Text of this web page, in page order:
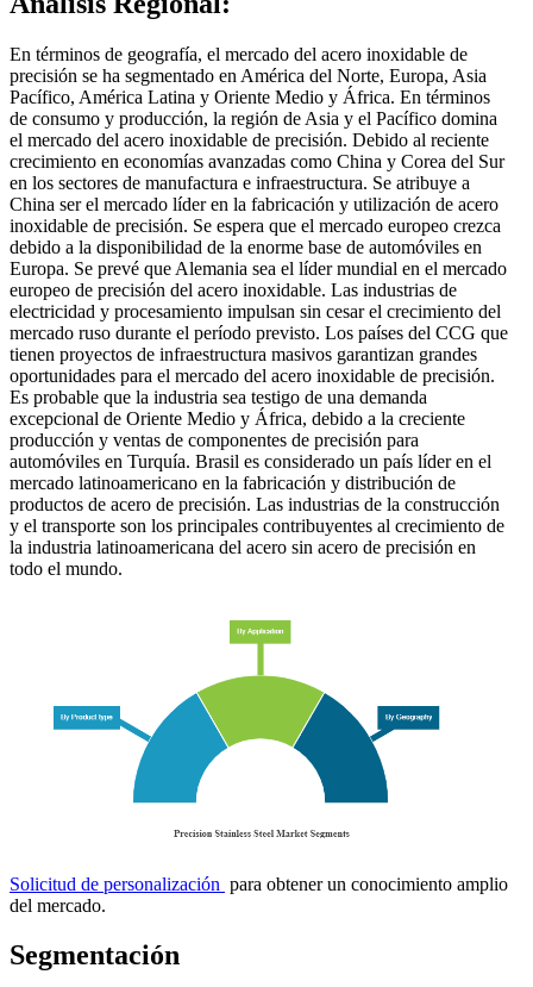
En términos de geografía, el mercado del acero inoxidable de
precisión se ha segmentado en América del Norte, Europa, Asia
Pacífico, América Latina y Oriente Medio y África. En términos
de consumo y producción, la región de Asia y el Pacífico domina
el mercado del acero inoxidable de precisión. Debido al reciente
crecimiento en economías avanzadas como China y Corea del Sur
en los sectores de manufactura e infraestructura. Se atribuye a
China ser el mercado líder en la fabricación y utilización de acero
inoxidable de precisión. Se espera que el mercado europeo crezca
debido a la disponibilidad de la enorme base de automóviles en
Europa. Se prevé que Alemania sea el líder mundial en el mercado
europeo de precisión del acero inoxidable. Las industrias de
electricidad y procesamiento impulsan sin cesar el crecimiento del
mercado ruso durante el período previsto. Los países del CCG que
tienen proyectos de infraestructura masivos garantizan grandes
oportunidades para el mercado del acero inoxidable de precisión.
Es probable que la industria sea testigo de una demanda
excepcional de Oriente Medio y África, debido a la creciente
producción y ventas de componentes de precisión para
automóviles en Turquía. Brasil es considerado un país líder en el
mercado latinoamericano en la fabricación y distribución de
productos de acero de precisión. Las industrias de la construcción
y el transporte son los principales contribuyentes al crecimiento de
la industria latinoamericana del acero sin acero de precisión en
todo el mundo.
Solicitud de personalización para obtener un conocimiento amplio
del mercado.
Segmentación